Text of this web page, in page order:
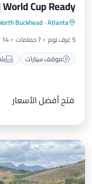
Cup Ready
Atlanta
·
Buckhead
5 غرف نوم
7 حمامات 14 الضيوف
موقف سيارات
موقف
مكيف
فتح أفضل الأسعار